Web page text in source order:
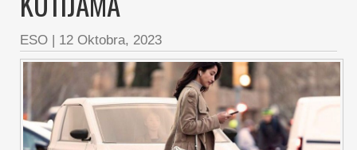
ESO | 12 Oktobra, 2023